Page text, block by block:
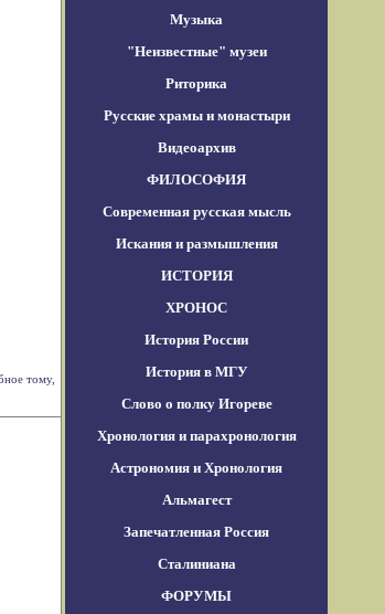
тому,
Музыка
"Неизвестные" музеи
Риторика
Русские храмы и монастыри
Видеоархив
ФИЛОСОФИЯ
Современная русская мысль
Искания и размышления
ИСТОРИЯ
ХРОНОС
История России
История в МГУ
Слово о полку Игореве
Хронология и парахронология
Астрономия и Хронология
Альмагест
Запечатленная Россия
Сталиниана
ФОРУМЫ